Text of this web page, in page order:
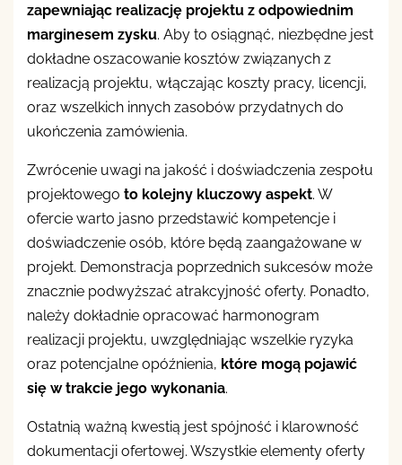
zapewniając realizację projektu z odpowiednim
marginesem zysku. Aby to osiągnąć, niezbędne jest
dokładne oszacowanie kosztów związanych z
realizacją projektu, włączając koszty pracy, licencji,
oraz wszelkich innych zasobów przydatnych do
ukończenia zamówienia.
Zwrócenie uwagi na jakość i doświadczenia zespołu
projektowego to kolejny kluczowy aspekt. W
ofercie warto jasno przedstawić kompetencje i
doświadczenie osób, które będą zaangażowane w
projekt. Demonstracja poprzednich sukcesów może
znacznie podwyższać atrakcyjność oferty. Ponadto,
należy dokładnie opracować harmonogram
realizacji projektu, uwzględniając wszelkie ryzyka
oraz potencjalne opóźnienia, które mogą pojawić
się w trakcie jego wykonania.
Ostatnią ważną kwestią jest spójność i klarowność
dokumentacji ofertowej. Wszystkie elementy oferty